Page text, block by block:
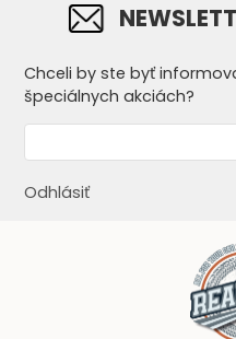
Chceli by ste byť
špeciálnych akciách?
Odhlásiť